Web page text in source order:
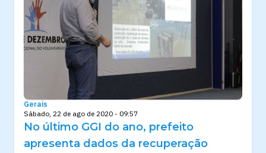
Gerais
Sábado, 22 de ago de 2020 - 09:57
No último GGI do ano, prefeito
apresenta dados da recuperação